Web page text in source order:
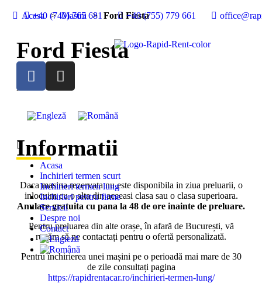
+40 (740) 765 681 +40 (755) 779 661
Acasa
Inchirieri termen scurt
Inchirieri termen lung
Inchirieri pentru firme
Servicii
Despre noi
Contact
Acasa > Masini > Ford Fiesta
Ford Fiesta
NEW
Informatii
Daca masina rezervata nu este disponibila in ziua preluarii, o
inlocuim cu o alta din aceeasi clasa sau o clasa superioara.
Anulare gratuita cu pana la 48 de ore inainte de preluare.
Pentrupreluarea din alte orașe, în afară de București, vă
rugăm să ne contactați pentru o ofertă personalizată.
Pentru închirierea unei mașini pe o perioadă mai mare de 30
de zile consultați pagina
https://rapidrentacar.ro/inchirieri-termen-lung/